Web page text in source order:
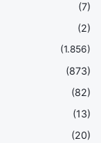
(7)
(2)
(1.856)
(873)
(82)
(13)
(20)